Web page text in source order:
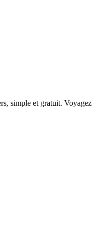
simple et gratuit. Voyagez